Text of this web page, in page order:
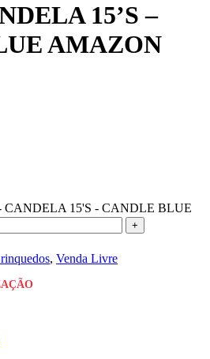
15’S –
AMAZON
CANDELA 15'S - CANDLE BLUE
, Venda Livre